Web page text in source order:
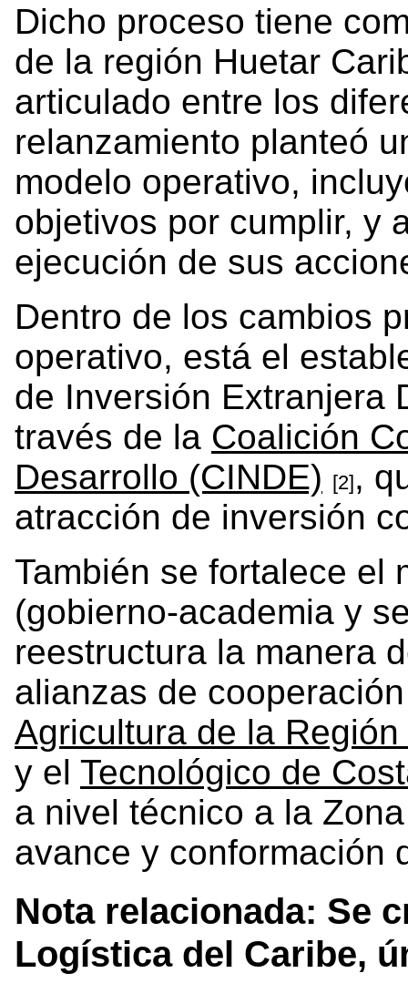
Dicho proceso tiene
de la región Huetar
articulado entre los
relanzamiento planteó
modelo operativo,
objetivos por cumplir, y
ejecución de sus
Dentro de los cambios
operativo, está el
de Inversión Extranjera
través de la Coalición
Desarrollo (CINDE) [2],
atracción de inversión
También se fortalece el
(gobierno-academia y
reestructura la manera
alianzas de
Agricultura de la
y el Tecnológico de
a nivel técnico a la
avance y conformación
Nota relacionada: Se
Logística del Caribe,